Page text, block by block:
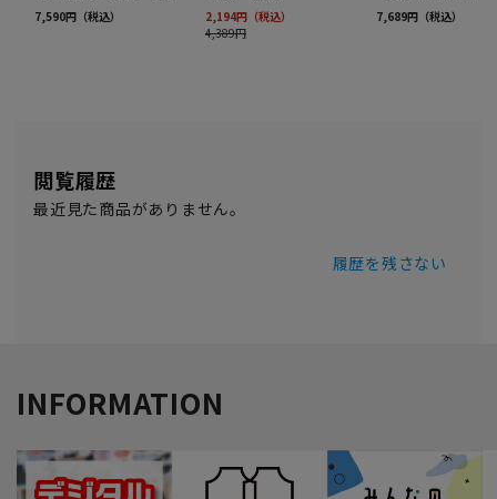
閲覧履歴
最近見た商品がありません。
履歴を残さない
INFORMATION